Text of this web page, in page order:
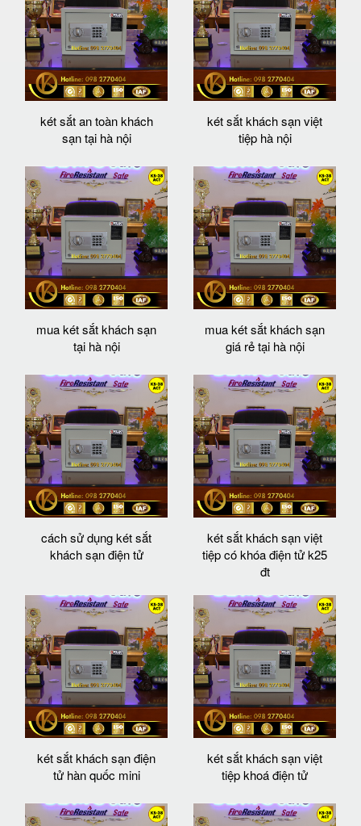
két sắt an toàn khách
sạn tại hà nội
két sắt khách sạn việt
tiệp hà nội
mua két sắt khách sạn
tại hà nội
mua két sắt khách sạn
giá rẻ tại hà nội
cách sử dụng két sắt
khách sạn điện tử
két sắt khách sạn việt
tiệp có khóa điện tử k25
đt
két sắt khách sạn điện
tử hàn quốc mini
két sắt khách sạn việt
tiệp khoá điện tử